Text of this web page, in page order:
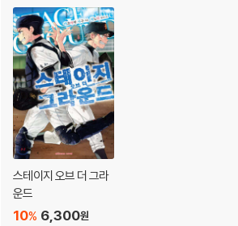
스테이지 오브 더 그라
운드
6,300원
10%